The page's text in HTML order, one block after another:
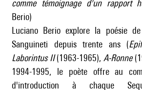
comme témoignage d'un rapport
Berio)
Luciano Berio explore la poésie
Sanguineti depuis trente ans (
Laborintus II(1963-1965), A-Ronne
1994-1995, le poète offre au
d'introduction à chaque